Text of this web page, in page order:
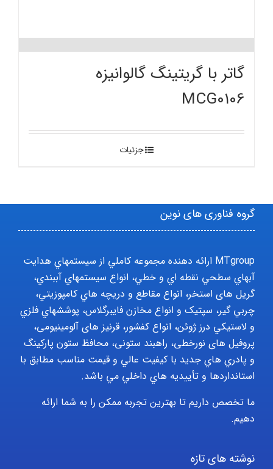
گاتر با گریتینگ گالوانیزه
MCG0106
جزئیات
گروه فناوری های نوین
MTgroup ارائه دهنده مجموعه کاملي از سيستمهاي هدايت
آبهاي سطحي نقطه اي و خطي، انواع سيستمهاي آببندي،
گریل های استخر، انواع مقاطع و دريچه هاي کامپوزيتي،
چربي گير، سپتيک و انواع مخازن فايبرگلاس، پوششهاي فلزي
و لاستيکي درز ژوئن، انواع کفشور، قرنیز های آلومینیومی،
پروفیل های نورخطی، راهبند ستونی، محافظ ستون پارکينگ
و پادري هاي جديد با کيفيت عالي و قيمت مناسب مطابق با
استانداردها و تأييديه هاي داخلي مي باشد.
ما تخصص داریم تا بهترین تجربه ممکن را به شما ارائه
دهیم.
نوشته های تازه